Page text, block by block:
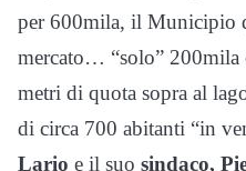
per 600mila, il Municipio
mercato… “solo” 200mila
metri di quota sopra al
di circa 700 abitanti “in
Lario e il suo sindaco,